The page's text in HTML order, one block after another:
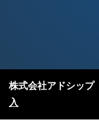
株式会社アドシッ
入